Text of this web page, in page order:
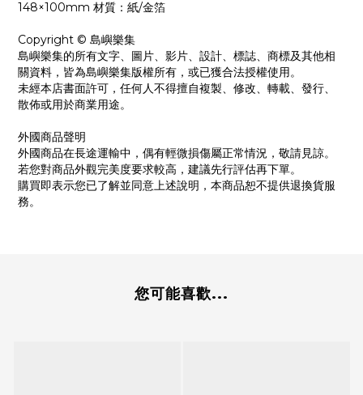
148×100mm 材質：紙/金箔
Copyright © 島嶼樂集
島嶼樂集的所有文字、圖片、影片、設計、標誌、商標及其他相
關資料，皆為島嶼樂集版權所有，或已獲合法授權使用。
未經本店書面許可，任何人不得擅自複製、修改、轉載、發行、
散佈或用於商業用途。
外國商品聲明
外國商品在長途運輸中，偶有輕微損傷屬正常情況，敬請見諒。
若您對商品外觀完美度要求較高，建議先行評估再下單。
購買即表示您已了解並同意上述說明，本商品恕不提供退換貨服
務。
您可能喜歡...